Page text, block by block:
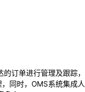
订单进行管理及跟踪，
同时，OMS系统集成人